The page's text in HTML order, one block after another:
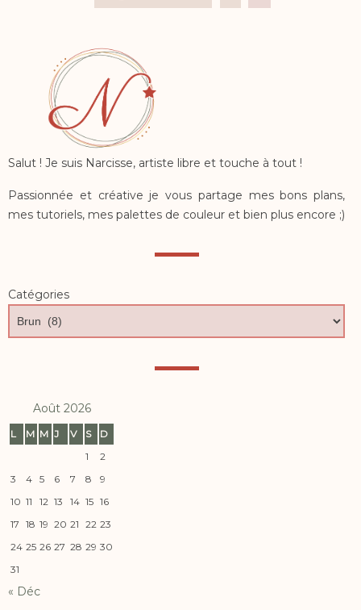
Salut ! Je suis Narcisse, artiste libre et touche à tout !
Passionnée et créative je vous partage mes bons plans,
mes tutoriels, mes palettes de couleur et bien plus encore ;)
Catégories
Août 2026
L M M J V S
D
1
2
3
4 5 6 7 8
9
10 11 12 13 14 15 16
17 18 19 20 21 22 23
24 25 26 27 28 29 30
31
« Déc